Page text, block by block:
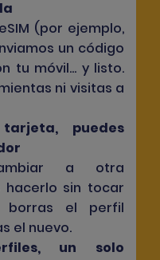
(por ejemplo,
un código
tu móvil... y listo.
ni visitas a
puedes
a otra
hacerlo sin tocar
borras el perfil
el nuevo.
un solo